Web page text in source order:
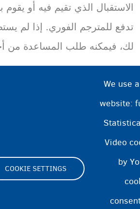
الاستقبال الذي تقيم فيه أو يقوم
تدفع للمترجم الفوري. إذا لم
لك، فيمكنه طلب المساعدة من
We use
website:
Video
by
COOKIE SETTINGS